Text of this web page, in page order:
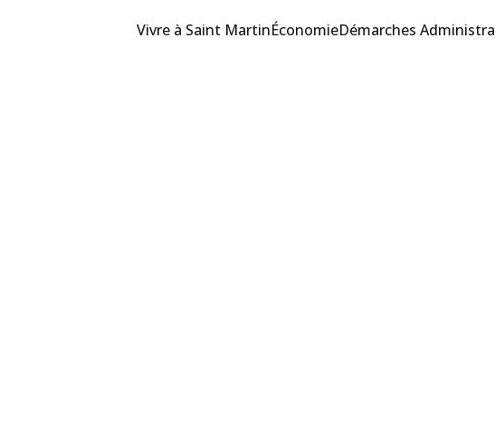
Vivre à Saint MartinÉconomieDémarches